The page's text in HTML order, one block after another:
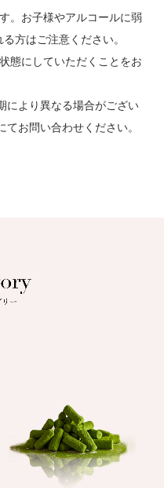
。お子様やアルコールに弱
方はご注意ください。
態にしていただくことをお
により異なる場合がござい
お問い合わせください。